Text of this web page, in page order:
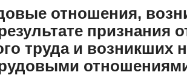
отношения,
признания
труда и возникших